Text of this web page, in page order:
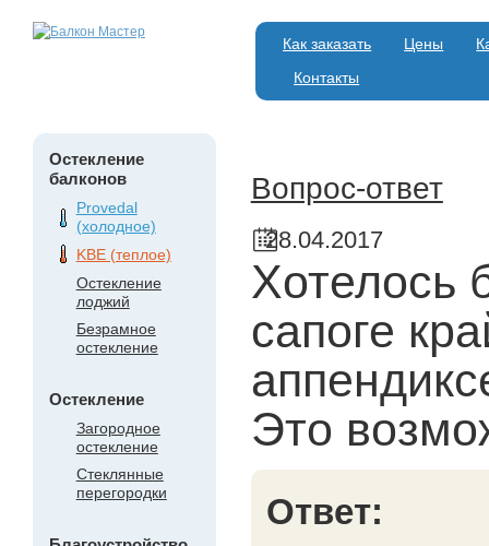
Как заказать Цены
Контакты
Остекление
балконов
Provedal
(холодное)
KBE (теплое)
Остекление
лоджий
Безрамное
остекление
Остекление
Загородное
остекление
Стеклянные
перегородки
Вопрос-ответ
28.04.2017
Хотелось
сапоге
Это
Ответ: